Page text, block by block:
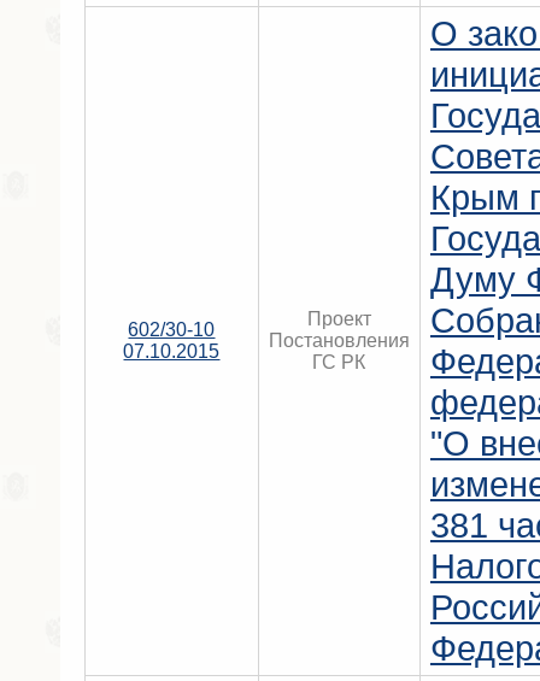
602/30-10
07.10.2015
Проект
Постановления
ГС РК
О
Крым
Думу
"О
381